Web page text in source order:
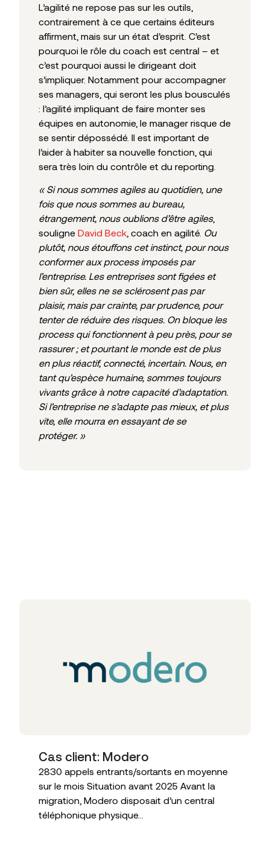
L’agilité ne repose pas sur les outils,
contrairement à ce que certains éditeurs
affirment, mais sur un état d’esprit. C’est
pourquoi le rôle du coach est central – et
c’est pourquoi aussi le dirigeant doit
s’impliquer. Notamment pour accompagner
ses managers, qui seront les plus bousculés
: l’agilité impliquant de faire monter ses
équipes en autonomie, le manager risque de
se sentir dépossédé. Il est important de
l’aider à habiter sa nouvelle fonction, qui
sera très loin du contrôle et du reporting.
« Si nous sommes agiles au quotidien, une
fois que nous sommes au bureau,
étrangement, nous oublions d’être agiles,
souligne David Beck , coach en agilité. Ou
plutôt, nous étouffons cet instinct, pour nous
conformer aux process imposés par
l’entreprise. Les entreprises sont figées et
bien sûr, elles ne se sclérosent pas par
plaisir, mais par crainte, par prudence, pour
tenter de réduire des risques. On bloque les
process qui fonctionnent à peu près, pour se
rassurer ; et pourtant le monde est de plus
en plus réactif, connecté, incertain. Nous, en
tant qu’espèce humaine, sommes toujours
vivants grâce à notre capacité d’adaptation.
Si l’entreprise ne s’adapte pas mieux, et plus
vite, elle mourra en essayant de se
protéger. »
Cas client: Modero
2830 appels entrants/sortants en moyenne
sur le mois Situation avant 2025 Avant la
migration, Modero disposait d’un central
téléphonique physique...